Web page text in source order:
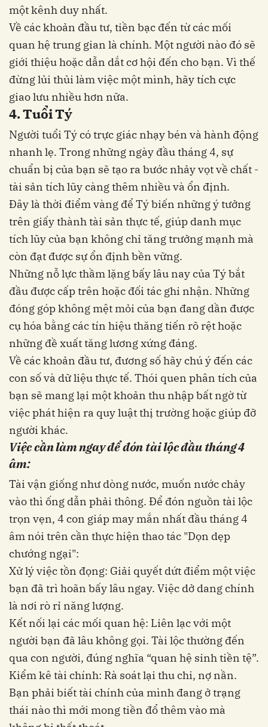
một kênh duy nhất.
Về các khoản đầu tư, tiền bạc đến từ các mối
quan hệ trung gian là chính. Một người nào đó sẽ
giới thiệu hoặc dẫn dắt cơ hội đến cho bạn. Vì thế
đừng lủi thủi làm việc một mình, hãy tích cực
giao lưu nhiều hơn nữa.
4. Tuổi Tý
Người tuổi Tý có trực giác nhạy bén và hành động
nhanh lẹ. Trong những ngày đầu tháng 4, sự
chuẩn bị của bạn sẽ tạo ra bước nhảy vọt về chất -
tài sản tích lũy càng thêm nhiều và ổn định.
Đây là thời điểm vàng để Tý biến những ý tưởng
trên giấy thành tài sản thực tế, giúp danh mục
tích lũy của bạn không chỉ tăng trưởng mạnh mà
còn đạt được sự ổn định bền vững.
Những nỗ lực thầm lặng bấy lâu nay của Tý bắt
đầu được cấp trên hoặc đối tác ghi nhận. Những
đóng góp không mệt mỏi của bạn đang dần được
cụ hóa bằng các tín hiệu thăng tiến rõ rệt hoặc
những đề xuất tăng lương xứng đáng.
Về các khoản đầu tư, đương số hãy chú ý đến các
con số và dữ liệu thực tế. Thói quen phân tích của
bạn sẽ mang lại một khoản thu nhập bất ngờ từ
việc phát hiện ra quy luật thị trường hoặc giúp đỡ
người khác.
Việc cần làm ngay để đón tài lộc đầu tháng 4
âm:
Tài vận giống như dòng nước, muốn nước chảy
vào thì ống dẫn phải thông. Để đón nguồn tài lộc
trọn vẹn, 4 con giáp may mắn nhất đầu tháng 4
âm nói trên cần thực hiện thao tác "Dọn dẹp
chướng ngại":
Xử lý việc tồn đọng: Giải quyết dứt điểm một việc
bạn đã trì hoãn bấy lâu ngay. Việc dở dang chính
là nơi rò rỉ năng lượng.
Kết nối lại các mối quan hệ: Liên lạc với một
người bạn đã lâu không gọi. Tài lộc thường đến
qua con người, đúng nghĩa “quan hệ sinh tiền tệ”.
Kiểm kê tài chính: Rà soát lại thu chi, nợ nần.
Bạn phải biết tài chính của mình đang ở trạng
thái nào thì mới mong tiền đổ thêm vào mà